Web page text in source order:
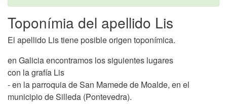
Toponímia del apellido Lis
El apellido Lis tiene posible origen toponímica.
en Galicia encontramos los siguientes lugares
con la grafía Lis
- en la parroquia de San Mamede de Moalde, en el
municipio de Silleda (Pontevedra).